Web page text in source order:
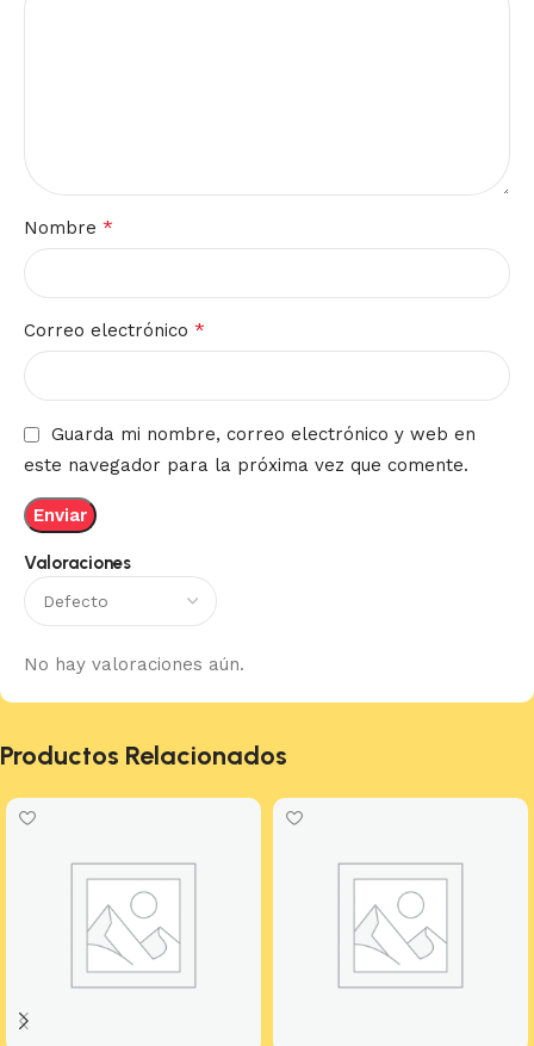
Valoraciones
No hay valoraciones aún.
Nombre *
Correo electrónico *
Guarda mi nombre, correo electrónico y web en
este navegador para la próxima vez que comente.
Productos Relacionados